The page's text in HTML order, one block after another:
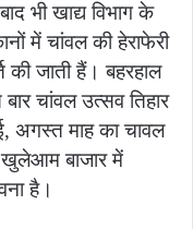
भी खाद्य विभाग के
में चांवल की हेराफेरी
की जाती हैं। बहरहाल
चांवल उत्सव तिहार
अगस्त माह का चावल
खुलेआम बाजार में
है।